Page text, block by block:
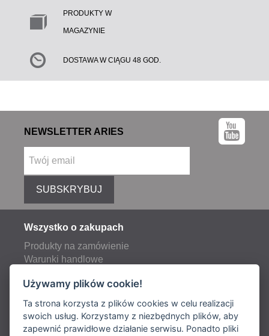
PRODUKTY W
MAGAZYNIE
DOSTAWA W CIĄGU 48 GOD.
NEWSLETTER ARIES
SUBSKRYBUJ
Wszystko o zakupach
Produkty na zamówienie
Warunki handlowe
Opłaty pocztowe i transportowe
Używamy plików cookie!
Ta strona korzysta z plików cookies w celu realizacji
swoich usług. Korzystamy z niezbędnych plików, aby
zapewnić prawidłowe działanie serwisu. Ponadto pliki